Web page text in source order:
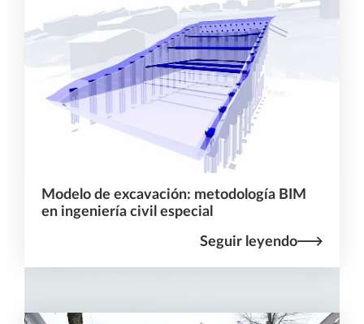
Modelo de excavación: metodología BIM
en ingeniería civil especial
Seguir leyendo